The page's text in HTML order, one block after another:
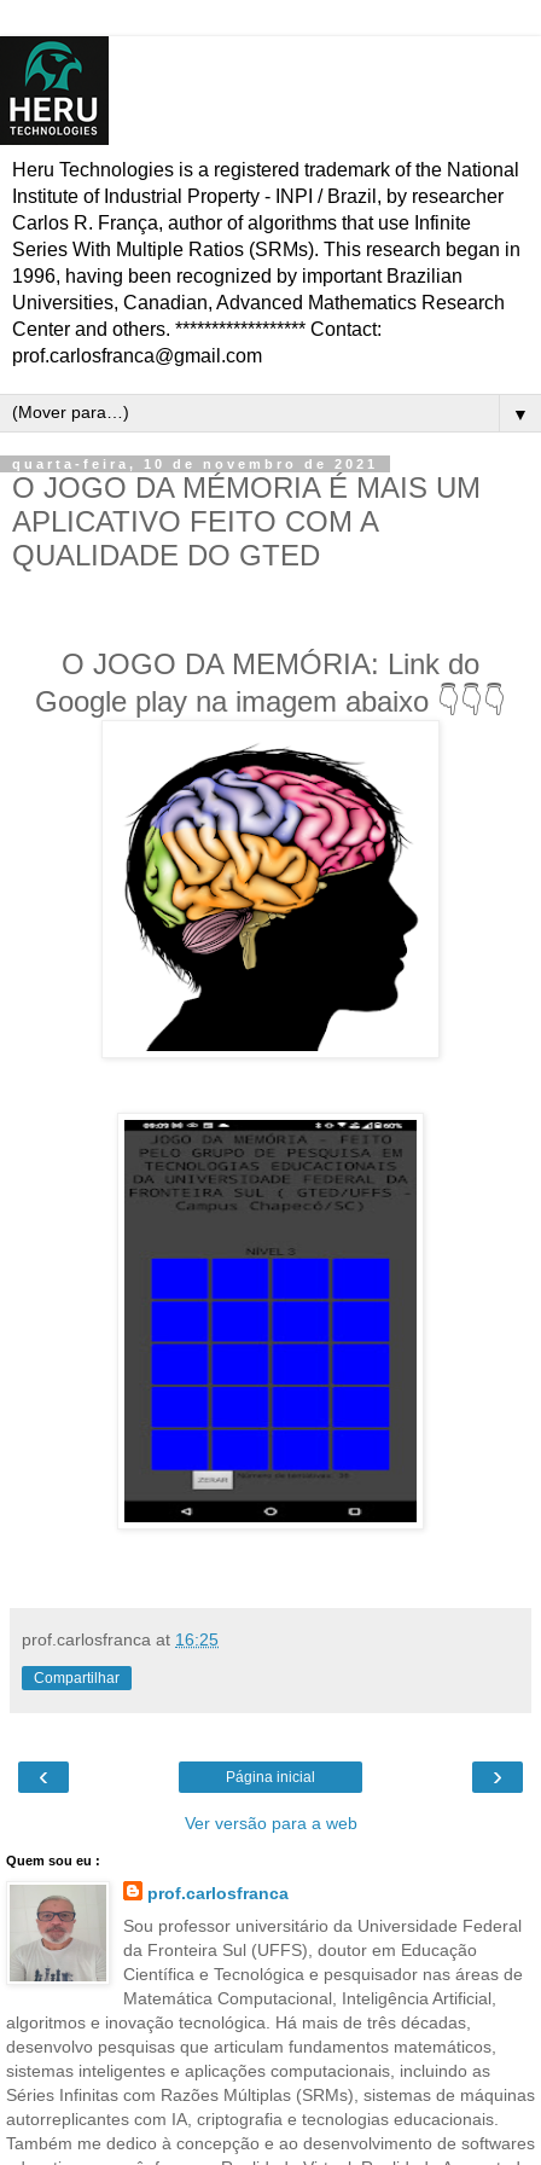
Heru Technologies is a registered trademark of the National
Institute of Industrial Property - INPI / Brazil, by researcher
Carlos R. França, author of algorithms that use Infinite
Series With Multiple Ratios (SRMs). This research began in
1996, having been recognized by important Brazilian
Universities, Canadian, Advanced Mathematics Research
Center and others. ****************** Contact:
prof.carlosfranca@gmail.com
▼
quarta-feira, 10 de novembro de 2021
O JOGO DA MÉMORIA É MAIS UM
APLICATIVO FEITO COM A
QUALIDADE DO GTED
O JOGO DA MEMÓRIA: Link do
Google play na imagem abaixo 👇👇👇
prof.carlosfranca at 16:25
Compartilhar
‹ ›
Página inicial
Ver versão para a web
Quem sou eu :
prof.carlosfranca
Sou professor universitário da Universidade Federal
da Fronteira Sul (UFFS), doutor em Educação
Científica e Tecnológica e pesquisador nas áreas de
Matemática Computacional, Inteligência Artificial,
algoritmos e inovação tecnológica. Há mais de três décadas,
desenvolvo pesquisas que articulam fundamentos matemáticos,
sistemas inteligentes e aplicações computacionais, incluindo as
Séries Infinitas com Razões Múltiplas (SRMs), sistemas de máquinas
autorreplicantes com IA, criptografia e tecnologias educacionais.
Também me dedico à concepção e ao desenvolvimento de softwares